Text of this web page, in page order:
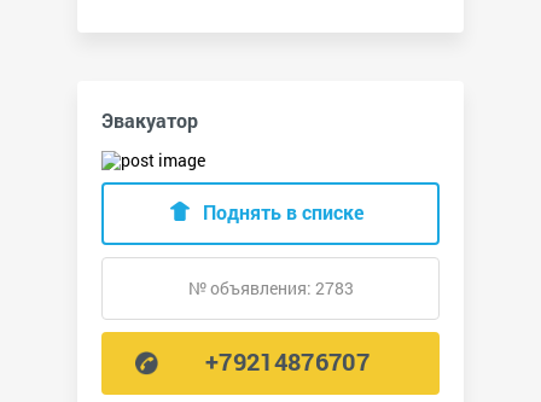
Эвакуатор
Поднять в списке
№ объявления: 2783
+79214876707